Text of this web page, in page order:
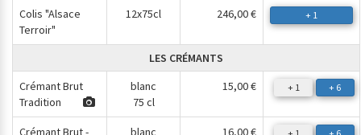
Colis "Alsace
Terroir"
12x75cl 246,00 € + 1
LES CRÉMANTS
Crémant Brut
Tradition
blanc
75 cl
15,00 € + 1 + 6
Crémant Brut - blanc 16,00 €